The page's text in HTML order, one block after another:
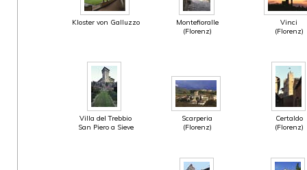
Kloster von Galluzzo
Montefioralle
(Florenz)
Vinci
(Florenz)
Villa del Trebbio
San Piero a Sieve
Scarperia
(Florenz)
Certaldo
(Florenz)